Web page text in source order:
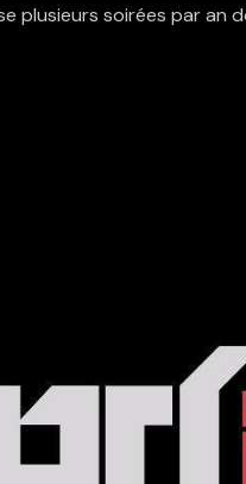
plusieurs soirées par an